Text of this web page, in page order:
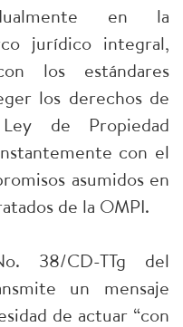
en la
jurídico integral,
los estándares
los derechos de
de Propiedad
con el
asumidos en
de la OMPI.
38/CD-TTg del
un mensaje
de actuar “con